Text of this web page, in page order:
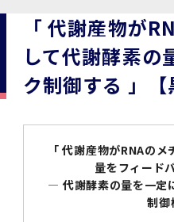
沿革
建物沿革
歴代校長及び学長
学生歌
学問と教育の聖地 湯島
学
研究について
アクセストップ
キャンパスマップ
運営組織
運営組織トップ
大学組織一覧
学長・役員
広報誌・刊行物
広報誌・刊行物トップ
大学紹介動画
大学の計画と評価
大学の計画と評価トップ
四大学連合
学部入学案内トップ
アドミッション・ポリ
入試制度
入試制度トップ
学部などについて
大学院入学案内
大学院入学案内トップ
募集要項
募集要項トップ
WEB出願
聴講生・科目等履修生
聴講生・科目等履修生
入学に関するお問い合
今後の博士学生向け支
令和8年度（2026年度
令和7年度（2025年度
Science Tokyo
令和8年度（2026年度
系）生）の募集について
令和7年度トップレベル
CS（クリニシャン・サ
援制度
令和８年度（2026年度
サイエンティスト）養
授業・カリキュラムト
四大学連合･複合領域コ
入学料・授業料・奨学金
入学料・授業料・奨学金
教育理念トップ
ポリシー
ポリシートップ
医学部（医学科･保健衛
医学部（医学科･保健衛
医学部（医学科･保健
歯学部（歯学科･口腔保
医学部（医学科･保健衛
歯学部（歯学科･口腔保
教養部
教養部トップ
大学院医歯学総合研究科
医科（医系診療部門）
研究・連携トップ
外部資金トップ
研究費獲得支援
研究手続き
研究手続きトップ
研究活動
国際交流
受験生
企業・
病
「 代謝産物が
して代謝酵素の
ク制御する 」【
「 代謝産物がRNAの
量をフィード
― 代謝酵素の量を一定
制